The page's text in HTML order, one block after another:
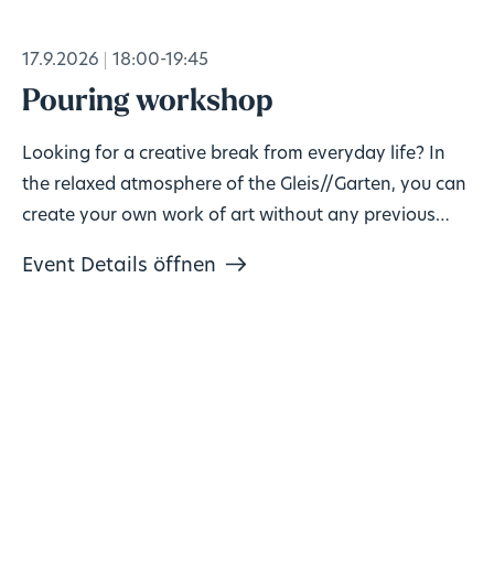
17.9.2026 18:00-19:45
Pouring workshop
Looking for a creative break from everyday life? In
the relaxed atmosphere of the Gleis//Garten, you can
create your own work of art without any previous
Event Details öffnen